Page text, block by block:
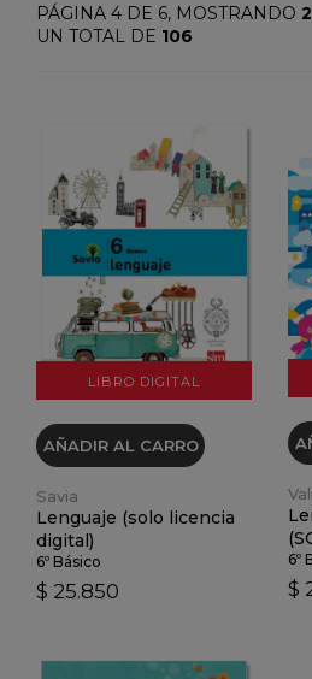
PÁGINA 4 DE 6, MOSTRANDO
UN TOTAL DE 106
LIBRO DIGITAL
VER DETALLES
AÑADIR AL CARRO
Savia
Lenguaje (solo licencia
digital)
6º Básico
$ 25.850
6º
$